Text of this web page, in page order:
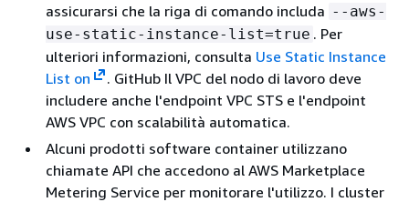
assicurarsi che la riga di comando includa --aws-
use-static-instance-list=true . Per
ulteriori informazioni, consulta Use Static Instance
List on
. GitHub Il VPC del nodo di lavoro deve
includere anche l'endpoint VPC STS e l'endpoint
AWS VPC con scalabilità automatica.
Alcuni prodotti software container utilizzano
chiamate API che accedono al AWS Marketplace
Metering Service per monitorare l'utilizzo. I cluster